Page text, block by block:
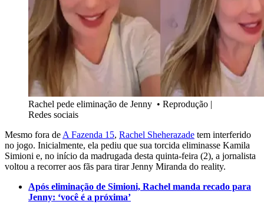
Rachel pede eliminação de Jenny • Reprodução |
Redes sociais
Mesmo fora de A Fazenda 15, Rachel Sheherazade tem interferido
no jogo. Inicialmente, ela pediu que sua torcida eliminasse Kamila
Simioni e, no início da madrugada desta quinta-feira (2), a jornalista
voltou a recorrer aos fãs para tirar Jenny Miranda do reality.
Após eliminação de Simioni, Rachel manda recado para
Jenny: ‘você é a próxima’